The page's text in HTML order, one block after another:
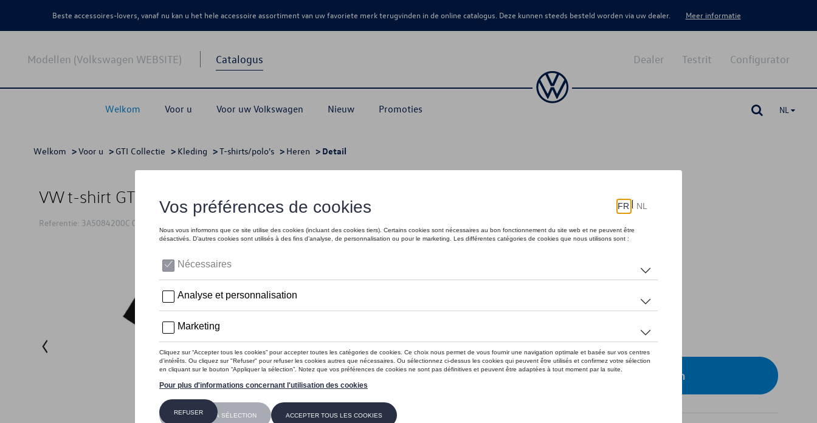
Beste accessoires-lovers, vanaf nu kan u het hele accessoire assortiment van uw favoriete merk terugvinden in de online catalogus. Deze kunnen steeds besteld worden via uw dealer. Meer informatie
Modellen (Volkswagen WEBSITE) Catalogus
Welkom Voor u Voor uw Volkswagen Nieuw Promoties
Configurator
Testrit
Dealer
NL
Welkom >Voor u > GTI Collectie > Kleding >T-shirts/polo's > Heren > Detail
VW t-shirt GTI, zwart - L
Referentie: 3A5084200C 041
Minder dan 5 stuks beschikbaar.
Contacteer uw dealer om te bestellen